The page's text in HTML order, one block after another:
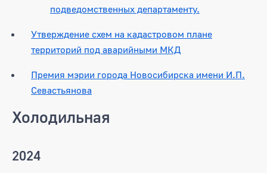
подведомственных департаменту.
Утверждение схем на кадастровом плане
территорий под аварийными МКД
Премия мэрии города Новосибирска имени И.П.
Севастьянова
Холодильная
2024